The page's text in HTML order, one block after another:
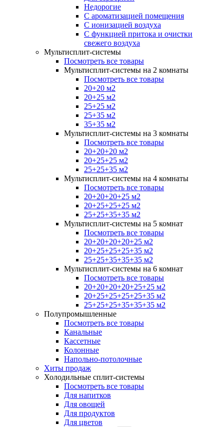
Недорогие
С ароматизацией помещения
С ионизацией воздуха
С функцией притока и очистки
свежего воздуха
Мультисплит-системы
Посмотреть все товары
Мультисплит-системы на 2 комнаты
Посмотреть все товары
20+20 м2
20+25 м2
25+25 м2
25+35 м2
35+35 м2
Мультисплит-системы на 3 комнаты
Посмотреть все товары
20+20+20 м2
20+25+25 м2
25+25+35 м2
Мультисплит-системы на 4 комнаты
Посмотреть все товары
20+20+20+25 м2
20+25+25+25 м2
25+25+35+35 м2
Мультисплит-системы на 5 комнат
Посмотреть все товары
20+20+20+20+25 м2
20+25+25+25+35 м2
25+25+35+35+35 м2
Мультисплит-системы на 6 комнат
Посмотреть все товары
20+20+20+20+25+25 м2
20+25+25+25+25+35 м2
25+25+25+35+35+35 м2
Полупромышленные
Посмотреть все товары
Канальные
Кассетные
Колонные
Напольно-потолочные
Хиты продаж
Холодильные сплит-системы
Посмотреть все товары
Для напитков
Для овощей
Для продуктов
Для цветов